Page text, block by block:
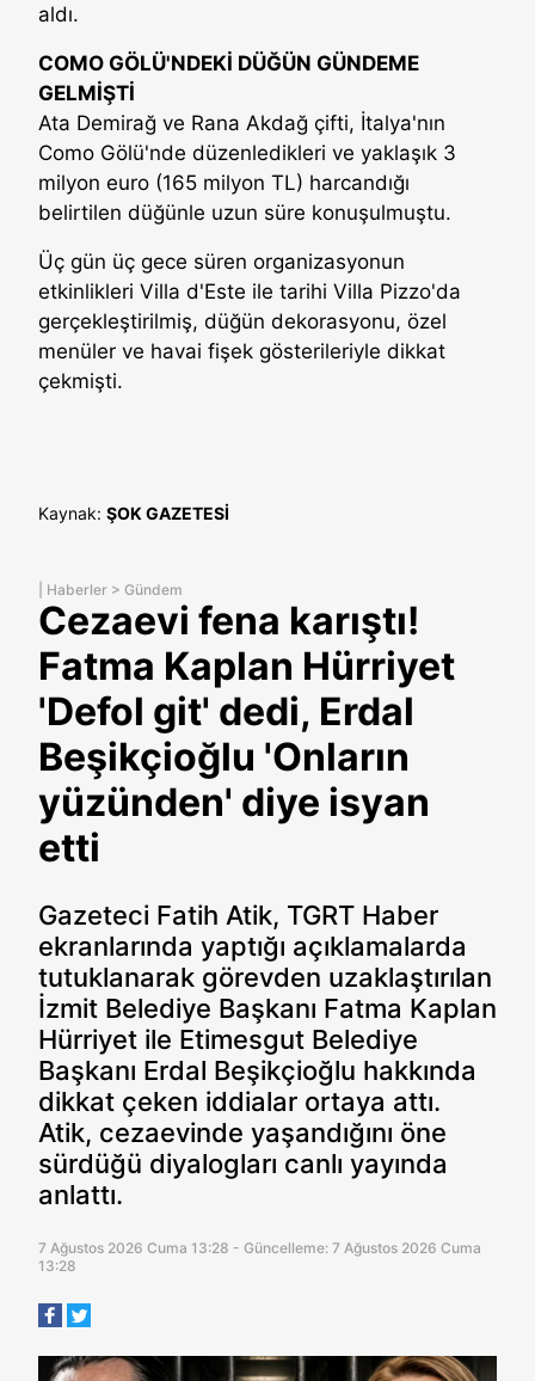
aldı.
COMO GÖLÜ'NDEKİ DÜĞÜN GÜNDEME
GELMİŞTİ
Ata Demirağ ve Rana Akdağ çifti, İtalya'nın
Como Gölü'nde düzenledikleri ve yaklaşık 3
milyon euro (165 milyon TL) harcandığı
belirtilen düğünle uzun süre konuşulmuştu.
Üç gün üç gece süren organizasyonun
etkinlikleri Villa d'Este ile tarihi Villa Pizzo'da
gerçekleştirilmiş, düğün dekorasyonu, özel
menüler ve havai fişek gösterileriyle dikkat
çekmişti.
Kaynak: ŞOK GAZETESİ
Haberler > Gündem
Cezaevi fena karıştı!
Fatma Kaplan Hürriyet
'Defol git' dedi, Erdal
Beşikçioğlu 'Onların
yüzünden' diye isyan
etti
Gazeteci Fatih Atik, TGRT Haber
ekranlarında yaptığı açıklamalarda
tutuklanarak görevden uzaklaştırılan
İzmit Belediye Başkanı Fatma Kaplan
Hürriyet ile Etimesgut Belediye
Başkanı Erdal Beşikçioğlu hakkında
dikkat çeken iddialar ortaya attı.
Atik, cezaevinde yaşandığını öne
sürdüğü diyalogları canlı yayında
anlattı.
7 Ağustos 2026 Cuma 13:28 - Güncelleme: 7 Ağustos 2026 Cuma
13:28